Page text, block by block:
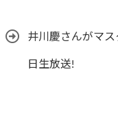
井川慶さんがマ
日生放送!